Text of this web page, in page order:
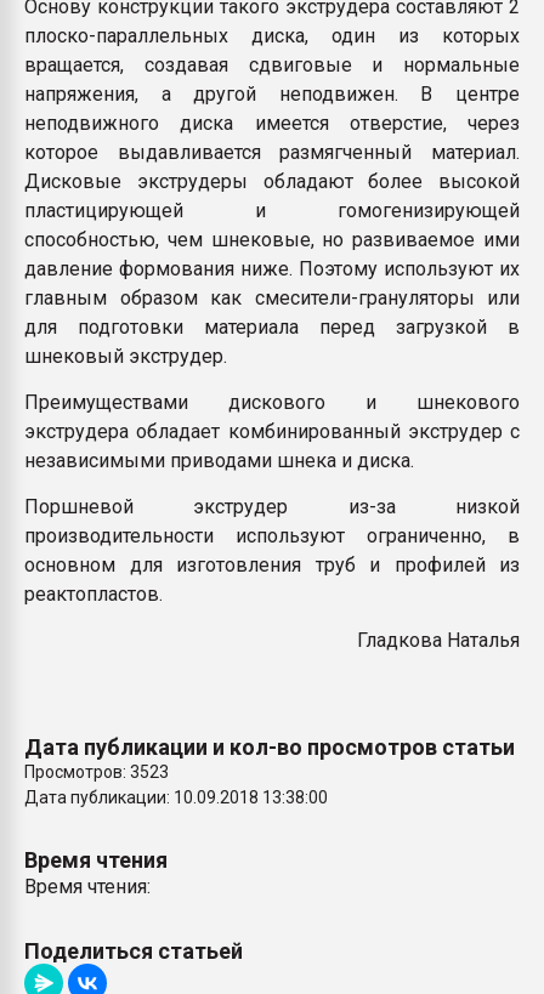
Основу конструкции такого экструдера составляют 2
плоско-параллельных диска, один из которых
вращается, создавая сдвиговые и нормальные
напряжения, а другой неподвижен. В центре
неподвижного диска имеется отверстие, через
которое выдавливается размягченный материал.
Дисковые экструдеры обладают более высокой
пластицирующей и гомогенизирующей
способностью, чем шнековые, но развиваемое ими
давление формования ниже. Поэтому используют их
главным образом как смесители-грануляторы или
для подготовки материала перед загрузкой в
шнековый экструдер.
Преимуществами дискового и шнекового
экструдера обладает комбинированный экструдер с
независимыми приводами шнека и диска.
Поршневой экструдер из-за низкой
производительности используют ограниченно, в
основном для изготовления труб и профилей из
реактопластов.
Гладкова Наталья
Дата публикации и кол-во просмотров статьи
Просмотров: 3523
Дата публикации: 10.09.2018 13:38:00
Время чтения
Время чтения:
Поделиться статьей